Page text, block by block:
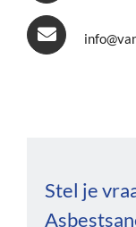
Stel je